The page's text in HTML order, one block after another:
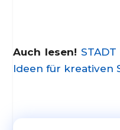
Auch lesen!
Ideen für kreativen